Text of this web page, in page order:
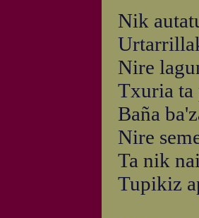
Nik
Nire
Txuria ta
Baña
Nire
Ta nik
Tupikiz